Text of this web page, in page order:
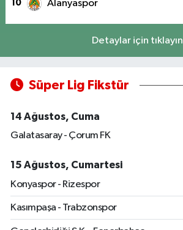
10 Alanyaspor
Detaylar için tıklayın
Süper Lig Fikstür
14 Ağustos, Cuma
Galatasaray - Çorum FK
15 Ağustos, Cumartesi
Konyaspor - Rizespor
Kasımpaşa - Trabzonspor